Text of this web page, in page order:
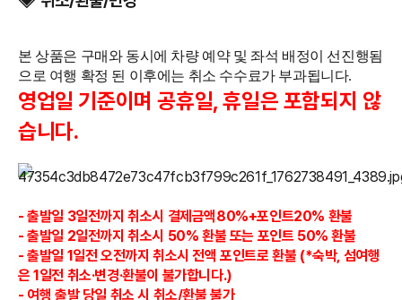
본 상품은 구매와 동시에 차량 예약 및 좌석 배정이 선진행됨
으로 여행 확정 된 이후에는 취소 수수료가 부과됩니다.
영업일 기준이며 공휴일, 휴일은 포함되지 않
습니다.
- 출발일 3일전까지취소시 결제금액80%+포인트20% 환불
- 출발일 2일전까지 취소시 50% 환불 또는 포인트 50% 환불
- 출발일 1일전 오전까지 취소시 전액 포인트로 환불 (*숙박, 섬여행
은 1일전 취소·변경·환불이 불가합니다.)
- 여행 출발 당일 취소 시 취소/환불 불가